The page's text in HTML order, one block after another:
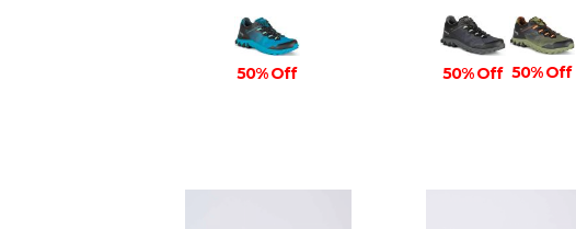
50% Off 50% Off 50% Off